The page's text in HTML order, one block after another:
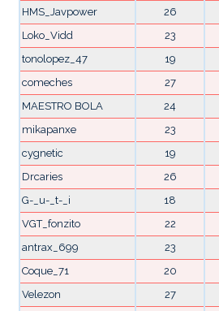
HMS_Javpower
26
Loko_Vidd
23
tonolopez_47
19
comeches
27
MAESTRO BOLA
24
mikapanxe
23
cygnetic
19
Drcaries
26
G-_u-_t-_i
18
VGT_fonzito
22
antrax_699
23
Coque_71
20
Velezon
27